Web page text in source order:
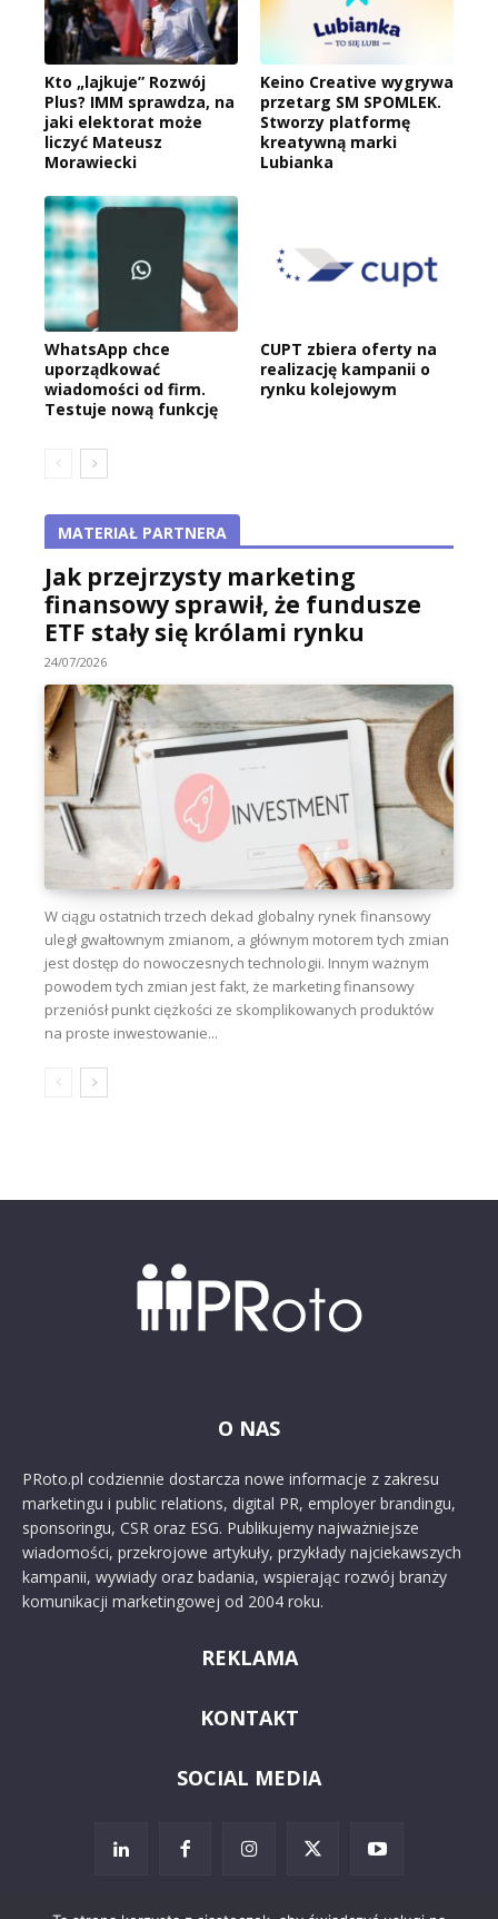
Kto „lajkuje” Rozwój
Plus? IMM sprawdza, na
jaki elektorat może
liczyć Mateusz
Morawiecki
Keino Creative wygrywa
przetarg SM SPOMLEK.
Stworzy platformę
kreatywną marki
Lubianka
WhatsApp chce
uporządkować
wiadomości od firm.
Testuje nową funkcję
CUPT zbiera oferty na
realizację kampanii o
rynku kolejowym
MATERIAŁ PARTNERA
Jak przejrzysty marketing
finansowy sprawił, że fundusze
ETF stały się królami rynku
24/07/2026
W ciągu ostatnich trzech dekad globalny rynek finansowy
uległ gwałtownym zmianom, a głównym motorem tych zmian
jest dostęp do nowoczesnych technologii. Innym ważnym
powodem tych zmian jest fakt, że marketing finansowy
przeniósł punkt ciężkości ze skomplikowanych produktów
na proste inwestowanie...
O NAS
PRoto.pl codziennie dostarcza nowe informacje z zakresu
marketingu i public relations, digital PR, employer brandingu,
sponsoringu, CSR oraz ESG. Publikujemy najważniejsze
wiadomości, przekrojowe artykuły, przykłady najciekawszych
kampanii, wywiady oraz badania, wspierając rozwój branży
komunikacji marketingowej od 2004 roku.
REKLAMA
KONTAKT
SOCIAL MEDIA